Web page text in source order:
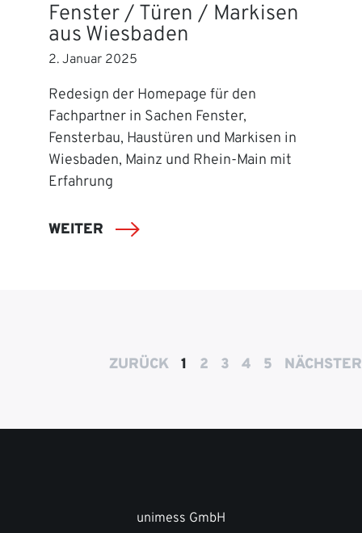
Fenster / Türen / Markisen
aus Wiesbaden
2. Januar 2025
Redesign der Homepage für den
Fachpartner in Sachen Fenster,
Fensterbau, Haustüren und Markisen in
Wiesbaden, Mainz und Rhein-Main mit
Erfahrung
WEITER
ZURÜCK 1 2 3 4 5 NÄCHSTER
unimess GmbH